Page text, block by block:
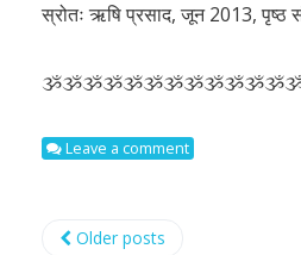
स्रोतः ऋषि प्रसाद, जून 2013,
Leave a comment
Older posts